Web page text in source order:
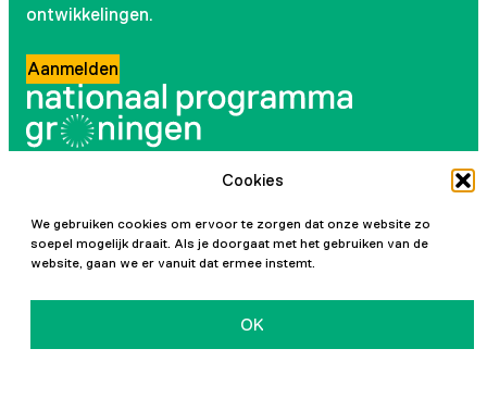
Cookies
We gebruiken cookies om ervoor te zorgen dat onze website zo
soepel mogelijk draait. Als je doorgaat met het gebruiken van de
website, gaan we er vanuit dat ermee instemt.
OK
InstagramLinkedIn YouTube Facebook
ontwikkelingen.
Aanmelden